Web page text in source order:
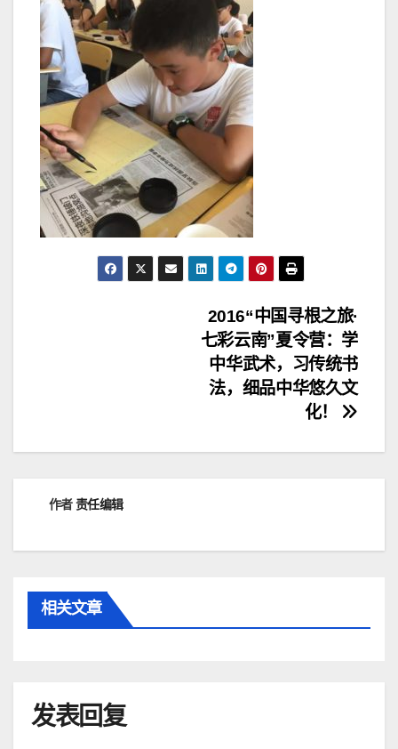
2016“中国寻根之旅·
七彩云南”夏令营：学
中华武术，习传统书
法，细品中华悠久文
化！
作者责任编辑
相关文章
发表回复